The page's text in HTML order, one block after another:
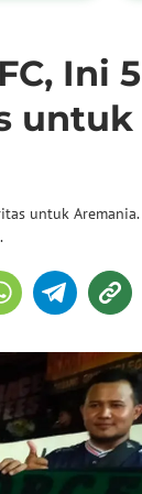
Ini 5
untuk
untuk Aremania.